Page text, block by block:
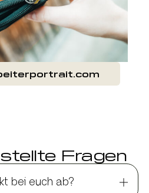
Fragen
bei euch ab?